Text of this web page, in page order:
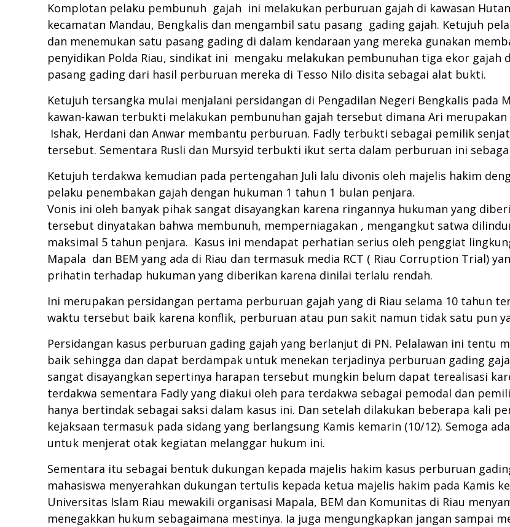
Komplotan pelaku pembunuh gajah ini melakukan perburuan gajah di kawasan
kecamatan Mandau, Bengkalis dan mengambil satu pasang gading gajah. Ketujuh
dan menemukan satu pasang gading di dalam kendaraan yang mereka gunakan
penyidikan Polda Riau, sindikat ini mengaku melakukan pembunuhan tiga ekor gajah
pasang gading dari hasil perburuan mereka di Tesso Nilo disita sebagai alat bukti.
Ketujuh tersangka mulai menjalani persidangan di Pengadilan Negeri Bengkalis pada
kawan-kawan terbukti melakukan pembunuhan gajah tersebut dimana Ari
Ishak, Herdani dan Anwar membantu perburuan. Fadly terbukti sebagai pemilik
tersebut. Sementara Rusli dan Mursyid terbukti ikut serta dalam perburuan ini
Ketujuh terdakwa kemudian pada pertengahan Juli lalu divonis oleh majelis hakim
pelaku penembakan gajah dengan hukuman 1 tahun 1 bulan penjara.
Vonis ini oleh banyak pihak sangat disayangkan karena ringannya hukuman yang
tersebut dinyatakan bahwa membunuh, memperniagakan , mengangkut satwa
maksimal 5 tahun penjara. Kasus ini mendapat perhatian serius oleh penggiat
Mapala dan BEM yang ada di Riau dan termasuk media RCT ( Riau Corruption Trial)
prihatin terhadap hukuman yang diberikan karena dinilai terlalu rendah.
Ini merupakan persidangan pertama perburuan gajah yang di Riau selama 10 tahun
waktu tersebut baik karena konflik, perburuan atau pun sakit namun tidak satu pun
Persidangan kasus perburuan gading gajah yang berlanjut di PN. Pelalawan ini tentu
baik sehingga dan dapat berdampak untuk menekan terjadinya perburuan gading
sangat disayangkan sepertinya harapan tersebut mungkin belum dapat terealisasi
terdakwa sementara Fadly yang diakui oleh para terdakwa sebagai pemodal dan
hanya bertindak sebagai saksi dalam kasus ini. Dan setelah dilakukan beberapa kali
kejaksaan termasuk pada sidang yang berlangsung Kamis kemarin (10/12). Semoga
untuk menjerat otak kegiatan melanggar hukum ini.
Sementara itu sebagai bentuk dukungan kepada majelis hakim kasus perburuan
mahasiswa menyerahkan dukungan tertulis kepada ketua majelis hakim pada Kamis
Universitas Islam Riau mewakili organisasi Mapala, BEM dan Komunitas di Riau
menegakkan hukum sebagaimana mestinya. Ia juga mengungkapkan jangan sampai